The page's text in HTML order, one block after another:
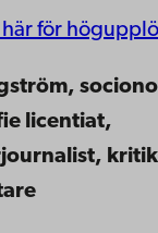
här för
licentiat,